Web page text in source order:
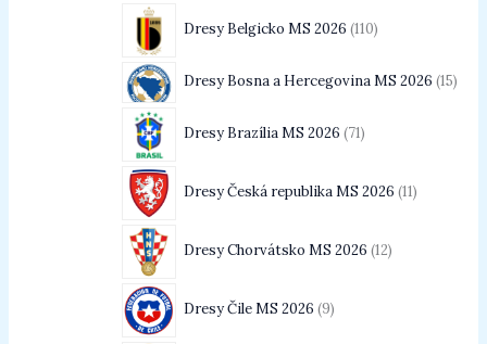
Dresy Belgicko MS 2026 110
Dresy Bosna a Hercegovina MS 2026 15
Dresy Brazília MS 2026 71
Dresy Česká republika MS 2026 11
Dresy Chorvátsko MS 2026 12
Dresy Čile MS 2026 9